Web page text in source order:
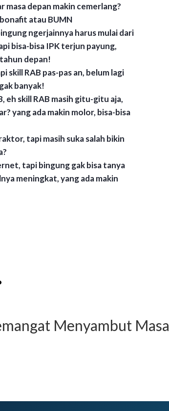
masa depan makin cemerlang?
atau BUMN
ngerjainnya harus mulai dari
bisa-bisa IPK terjun payung,
depan!
skill RAB pas-pas an, belum lagi
banyak!
eh skill RAB masih gitu-gitu aja,
yang ada makin molor, bisa-bisa
tapi masih suka salah bikin
tapi bingung gak bisa tanya
meningkat, yang ada makin
Menyambut Masa